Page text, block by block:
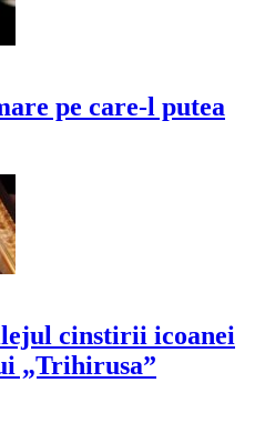
pe care-l putea
cinstirii icoanei
„Trihirusa”